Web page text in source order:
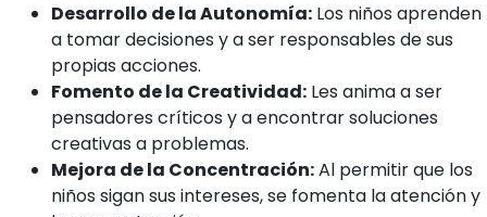
Desarrollo de la Autonomía: Los niños aprenden
a tomar decisiones y a ser responsables de sus
propias acciones.
Fomento de la Creatividad: Les anima a ser
pensadores críticos y a encontrar soluciones
creativas a problemas.
Mejora de la Concentración:Al permitir que los
niños sigan sus intereses, se fomenta la atención y